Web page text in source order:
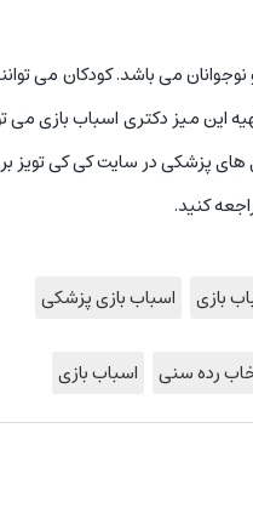
می باشد. کودکان می
این میز دکتری اسباب
پزشکی در سایت کی کی تویز
کنید.
بازی
اسباب بازی پزشکی
رده سنی اسباب بازی